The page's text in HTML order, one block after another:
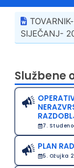
SIJEČANJ-
Službene
7.
PLAN
5. Ožujka